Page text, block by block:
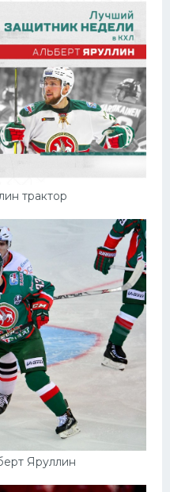
трактор
Яруллин